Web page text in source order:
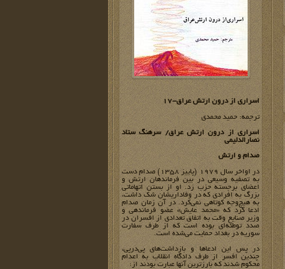
اسراری از درون ارتش عراق-17
ترجمه: حمید محمدی
اسراری از درون ارتش عراق/ سرهنگ ستاد
نصارالدلیمی
صدام و ارتش
در اواخر سال 1979 (پاییز 1358) صدام دست
به تصفیه وسیعی در بین فرماندهان ارتش و
اعضای برجسته حزب زد. او از بستن اتهاماتی
بزرگ به افرادی که در وفاداریشان شک داشت،
به هیچ‌وجه کوتاهی نمی‌کرد. در آن زمان صدام
ادعا کرد که «محمد عایش» عضو فرماندهی و
وزیر صنایع وقت به اتفاق تعدادی از افسران در
صدد توطئه‌ای بوده است که از طرف سفارت
سوریه در بغداد حمایت می‌شده است.
در پس این ادعاها و بازداشت‌های پی‌درپی،
چندین افسر از طرف دادگاه انقلاب به اعدام
محکوم شدند که بارزترین آنها عبارت بودند از: